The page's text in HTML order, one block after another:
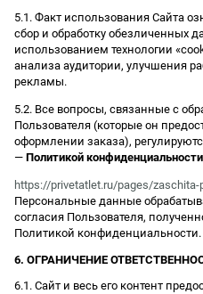
5.1. Факт использования Сайта
сбор и обработку обезличенных
использованием технологии
анализа аудитории, улучшения
рекламы.
5.2. Все вопросы, связанные с
Пользователя (которые он
оформлении заказа),
— Политикой конфиденциальности
https://privetatlet.ru/pages/zaschita-
Персональные данные
согласия Пользователя,
Политикой конфиденциальности.
6. ОГРАНИЧЕНИЕ
6.1. Сайт и весь его контент